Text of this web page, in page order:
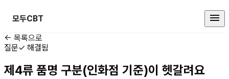
모두CBT
위험물산업기사 커뮤니티
← 목록으로
질문✓ 해결됨
제4류 품명 구분(인화점 기준)이 헷갈려요